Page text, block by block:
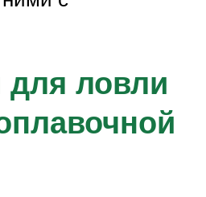
ловли